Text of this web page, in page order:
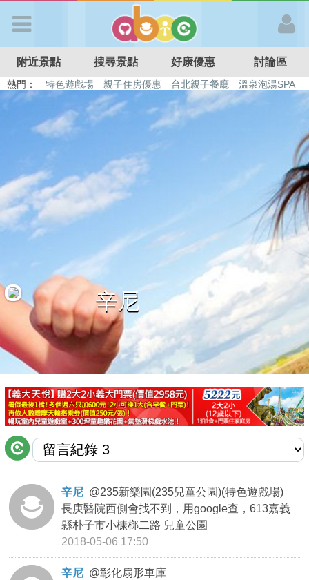
APP登入
首 頁
搜尋景點
好康優惠
最新留言
商家合作
推薦景點
討論區
聯絡我們
APP下載
附近景點 搜尋景點 好康優惠 討論區
熱門： 特色遊戲場 親子住房優惠 台北親子餐廳
溫泉泡湯SPA
溜滑梯民宿
觀光工廠 日本親子景點
辛尼
辛尼 @235新樂園(235兒童公園)(特色遊戲場)
長庚醫院西側會找不到，用google查，613嘉義
縣朴子市小槺榔二路 兒童公園
2018-05-06 17:50
辛尼 @彰化扇形車庫